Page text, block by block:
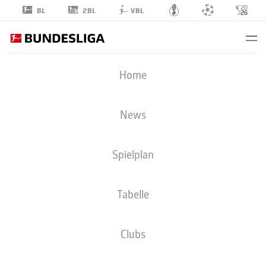
BL 2BL VBL
Home
News
Spielplan
Tabelle
Clubs